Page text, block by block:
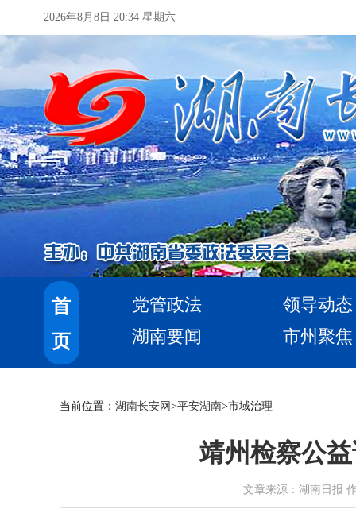
2026年8月8日 20:34 星期六
首
页
党管政法
领导动态
湖南要闻
市州聚焦
当前位置： 湖南长安网 >平安湖南>市域治理
靖州检察公
文章来源：湖南日报